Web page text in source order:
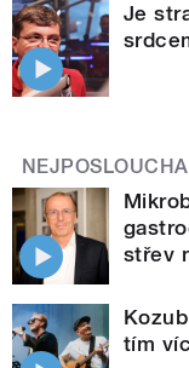
Je
střev
tím